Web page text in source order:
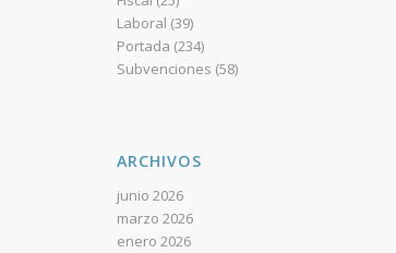
Laboral (39)
Portada (234)
Subvenciones (58)
ARCHIVOS
junio 2026
marzo 2026
enero 2026